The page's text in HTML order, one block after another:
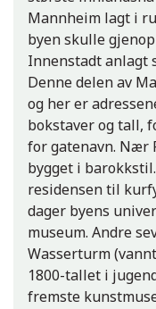
Mannheim lagt i
byen skulle
Innenstadt anlagt
Denne delen av
og her er
bokstaver og tall,
for gatenavn. Nær
bygget i
residensen til
dager byens
museum. Andre
Wasserturm
1800-tallet i
fremste